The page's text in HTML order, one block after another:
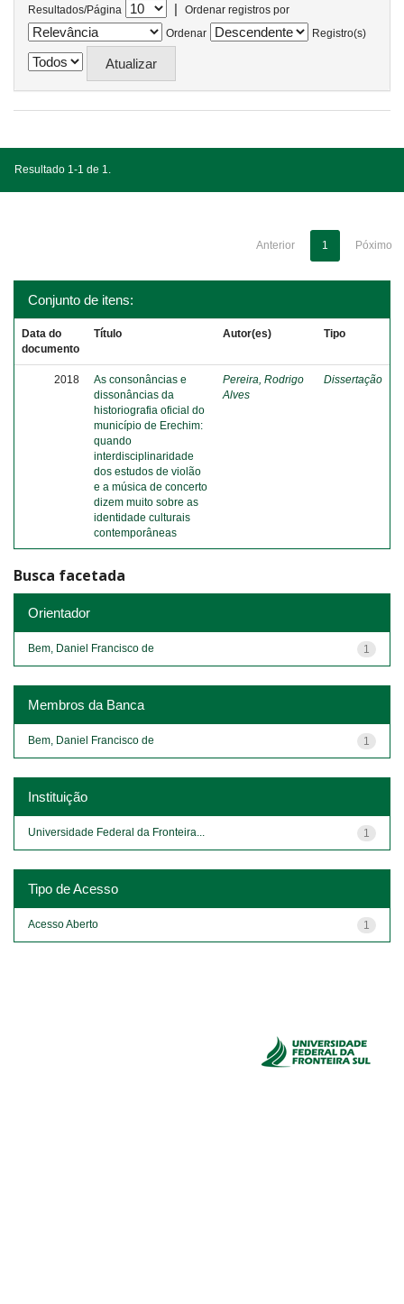
Resultados/Página |
Ordenar registros por
Ordenar
Registro(s)
Resultado 1-1 de 1.
Anterior 1 Póximo
Conjunto de itens:
Data do
documento
Título Autor(es) Tipo
2018
As consonâncias e
dissonâncias da
historiografia oficial do
município de Erechim:
quando
interdisciplinaridade
dos estudos de violão
e a música de concerto
dizem muito sobre as
identidade culturais
contemporâneas
Pereira, Rodrigo
Alves
Dissertação
Busca facetada
Orientador
1
Bem, Daniel Francisco de
Membros da Banca
1
Bem, Daniel Francisco de
Instituição
1
Universidade Federal da Fronteira...
Tipo de Acesso
1
Acesso Aberto